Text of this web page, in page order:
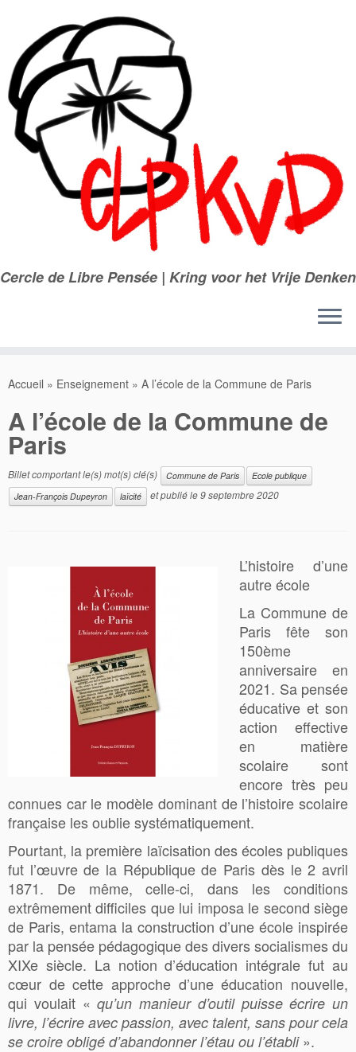
contenu
Cercle de Libre Pensée | Kring voor het Vrije Denken
Accueil » Enseignement » A l’école de la Commune de Paris
A l’école de la Commune de
Paris
Billet comportant le(s) mot(s) clé(s) Commune de Paris
Ecole publique
Jean-François Dupeyron
laïcité et publié le9 septembre 2020
L’histoire d’une
autre école
La Commune de
Paris fête son
150ème
anniversaire en
2021. Sa pensée
éducative et son
action effective
en matière
scolaire sont
encore très peu
connues car le modèle dominant de l’histoire scolaire
française les oublie systématiquement.
Pourtant, la première laïcisation des écoles publiques
fut l’œuvre de la République de Paris dès le 2 avril
1871. De même, celle-ci, dans les conditions
extrêmement difficiles que lui imposa le second siège
de Paris, entama la construction d’une école inspirée
par la pensée pédagogique des divers socialismes du
XIXe siècle. La notion d’éducation intégrale fut au
cœur de cette approche d’une éducation nouvelle,
qui voulait «qu’un manieur d’outil puisse écrire un
livre, l’écrire avec passion, avec talent, sans pour cela
se croire obligé d’abandonner l’étau ou l’établi ».